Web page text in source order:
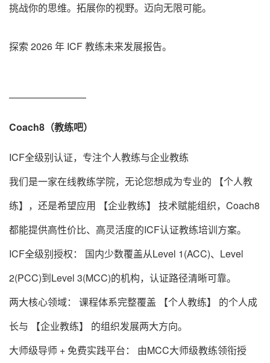
挑战你的思维。拓展你的视野。迈向无限可能。
探索 2026 年 ICF 教练未来发展报告。
————————
Coach8（教练吧）
ICF全级别认证，专注个人教练与企业教练
我们是一家在线教练学院，无论您想成为专业的 【个人教
练】，还是希望应用 【企业教练】 技术赋能组织，Coach8
都能提供高性价比、高灵活度的ICF认证教练培训方案。
ICF全级别授权： 国内少数覆盖从Level 1(ACC)、Level
2(PCC)到Level 3(MCC)的机构，认证路径清晰可靠。
两大核心领域： 课程体系完整覆盖 【个人教练】 的个人成
长与 【企业教练】 的组织发展两大方向。
大师级导师 + 免费实践平台： 由MCC大师级教练领衔授